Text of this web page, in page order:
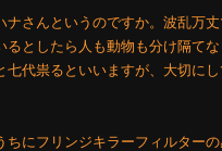
ナさんというのですか。波乱万
るとしたら人も動物も分け隔て
七代祟るといいますが、大切に
ちにフリンジキラーフィルター